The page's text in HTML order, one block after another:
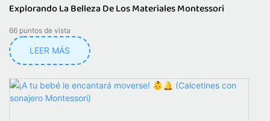
Explorando La Belleza De Los Materiales Montessori
66 puntos de vista
LEER MÁS